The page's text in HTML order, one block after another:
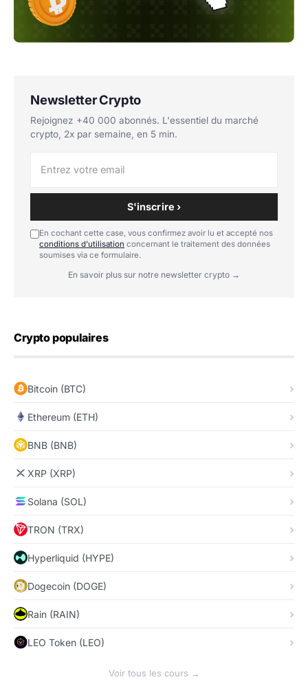
Newsletter Crypto
Rejoignez +40 000 abonnés. L'essentiel du marché
crypto, 2x par semaine, en 5 min.
S'inscrire ›
En cochant cette case, vous confirmez avoir lu et accepté nos
conditions d'utilisation concernant le traitement des données
soumises via ce formulaire.
En savoir plus sur notre newsletter crypto →
Crypto populaires
Bitcoin (BTC)
Ethereum (ETH)
BNB (BNB)
XRP (XRP)
Solana (SOL)
TRON (TRX)
Hyperliquid (HYPE)
Dogecoin (DOGE)
Rain (RAIN)
LEO Token (LEO)
Voir tous les cours →